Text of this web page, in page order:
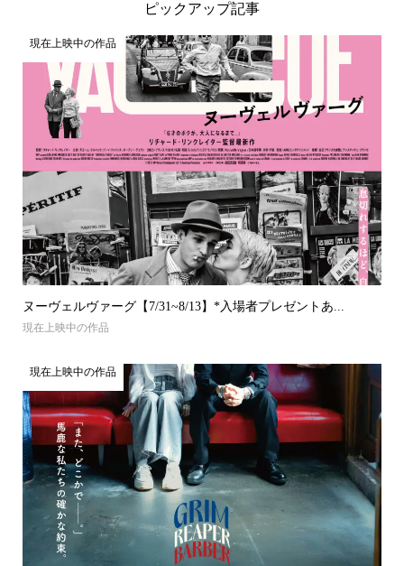
ピックアップ記事
現在上映中の作品
ヌーヴェルヴァーグ【7/31~8/13】*入場者プレゼントあ...
現在上映中の作品
現在上映中の作品